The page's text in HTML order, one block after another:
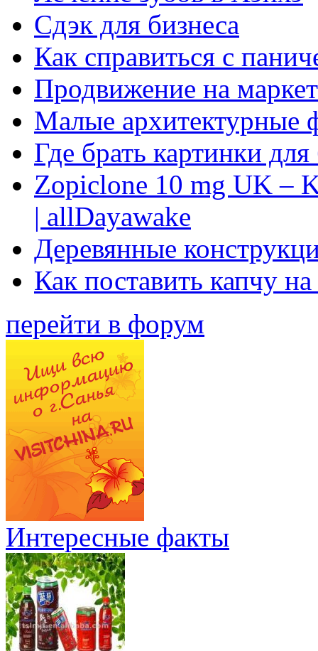
Сдэк для бизнеса
Как справиться с
Продвижение на
Малые архитектурные
Где брать картинки
Zopiclone 10 mg UK –
| allDayawake
Деревянные
Как поставить капчу
перейти в форум
Интересные факты